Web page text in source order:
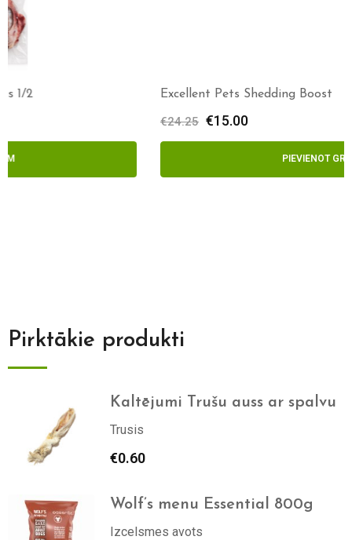
Excellent Pets Shedding Boost
Pirktākie produkti
Kaltējumi Trušu auss ar spalvu
Trusis
€0.60
Wolf’s menu Essential 800g
Izcelsmes avots